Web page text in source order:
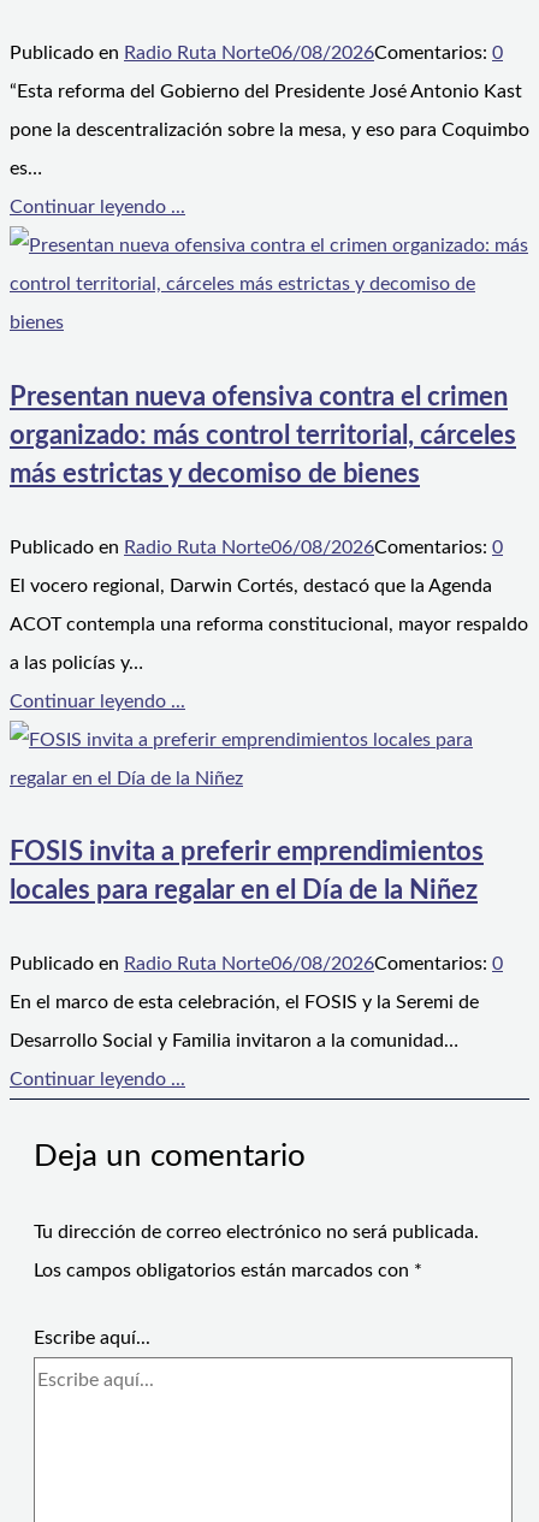
Publicado en Radio Ruta Norte06/08/2026Comentarios: 0
“Esta reforma del Gobierno del Presidente José Antonio Kast
pone la descentralización sobre la mesa, y eso para Coquimbo
es…
Continuar leyendo ...
Presentan nueva ofensiva contra el crimen
organizado: más control territorial, cárceles
más estrictas y decomiso de bienes
Publicado en Radio Ruta Norte06/08/2026Comentarios: 0
El vocero regional, Darwin Cortés, destacó que la Agenda
ACOT contempla una reforma constitucional, mayor respaldo
a las policías y…
Continuar leyendo ...
FOSIS invita a preferir emprendimientos
locales para regalar en el Día de la Niñez
Publicado en Radio Ruta Norte06/08/2026Comentarios: 0
En el marco de esta celebración, el FOSIS y la Seremi de
Desarrollo Social y Familia invitaron a la comunidad…
Continuar leyendo ...
Deja un comentario
Tu dirección de correo electrónico no será publicada.
Los campos obligatorios están marcados con *
Escribe aquí...